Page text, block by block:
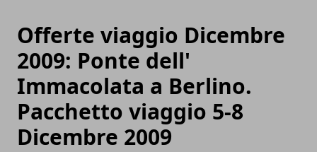
Offerte viaggio Dicembre
2009: Ponte dell'
Immacolata a Berlino.
Pacchetto viaggio 5-8
Dicembre 2009